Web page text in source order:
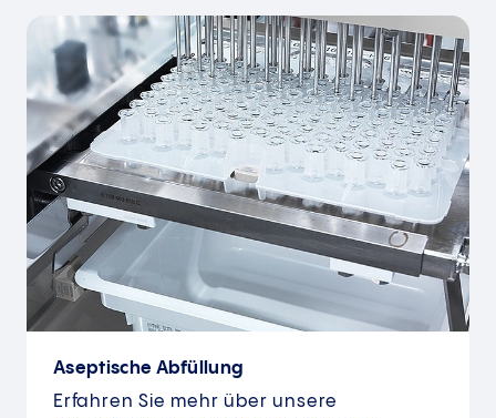
Aseptische Abfüllung
Erfahren Sie mehr über unsere